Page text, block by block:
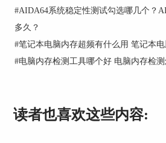
第三步：在连接远程计算机界
搜索某个网段中可连接的计算
我们根据实际需要进行选择连
#AIDA64系统稳定性测试勾选哪几个？
多久？
#笔记本电脑内存超频有什么用 笔记本
#电脑内存检测工具哪个好 电脑内存检
读者也喜欢这些内容: